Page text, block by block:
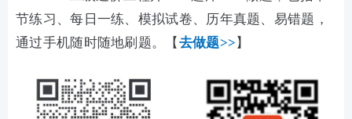
节练习、每日一练、模拟试卷、历年真题、易错题，
通过手机随时随地刷题。【 去做题>> 】